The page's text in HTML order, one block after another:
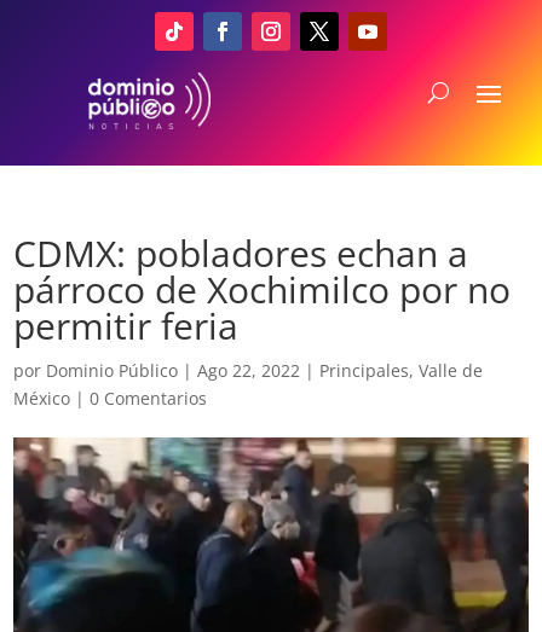
CDMX: pobladores echan a
párroco de Xochimilco por no
permitir feria
por Dominio Público |Ago 22, 2022 | Principales,Valle de
México |0 Comentarios